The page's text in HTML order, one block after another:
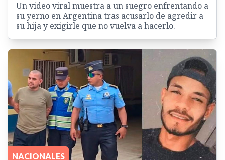
Un video viral muestra a un suegro enfrentando a
su yerno en Argentina tras acusarlo de agredir a
su hija y exigirle que no vuelva a hacerlo.
NACIONALES